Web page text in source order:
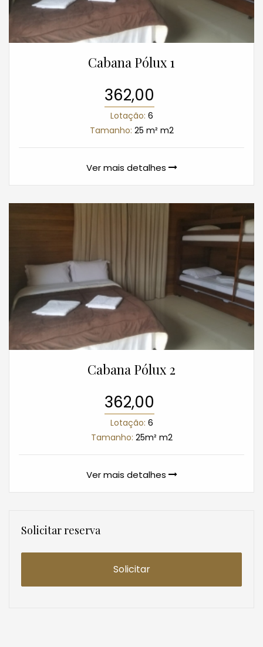
Cabana Pólux 1
362,00
Lotação: 6
Tamanho: 25 m² m2
Ver mais detalhes
Cabana Pólux 2
362,00
Lotação: 6
Tamanho: 25m² m2
Ver mais detalhes
Solicitar reserva